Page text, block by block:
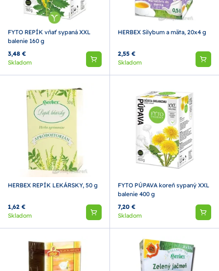
FYTO REPÍK vňať sypaná XXL
balenie 160 g
3,48 €
Skladom
HERBEX Silybum a mäta, 20x4 g
2,55 €
Skladom
HERBEX REPÍK LEKÁRSKY, 50 g
1,62 €
Skladom
FYTO PÚPAVA koreň sypaný XXL
balenie 400 g
7,20 €
Skladom